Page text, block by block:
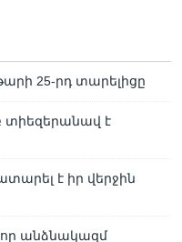
25-րդ տարելիցը
տիեզերանավ է
է իր վերջին
անձնակազմ